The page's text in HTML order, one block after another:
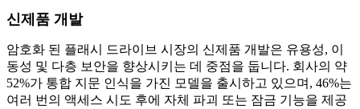
신제품 개발
암호화 된 플래시 드라이브 시장의 신제품 개발은 유용성, 이
동성 및 다층 보안을 향상시키는 데 중점을 둡니다. 회사의 약
52%가 통합 지문 인식을 가진 모델을 출시하고 있으며, 46%는
여러 번의 액세스 시도 후에 자체 파괴 또는 잠금 기능을 제공